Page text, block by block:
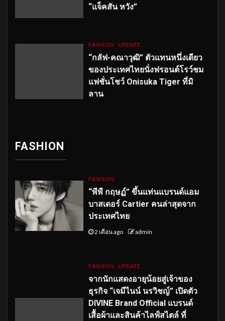
“แจ็คสัน หวัง”
FASHION UPDATE
“กลัฟ-คณาวุฒิ” ตัวแทนหนึ่งเดียว
ของประเทศไทยนั่งฟรอนต์โรว์ชม
แฟชั่นโชว์ Onisuka Tiger ที่มิ
ลาน
FASHION
FASHION
“พีพี กฤษฏ์” ขึ้นแท่นแบรนด์แอม
บาสเดอร์ Cartier คนล่าสุดจาก
ประเทศไทย
2 เดือน ago admin
FASHION UPDATE
จากนักแสดงอายุน้อยสู่เจ้าของ
ธุรกิจ “เจมีไนน์ นรวิชญ์” เปิดตัว
DIVINE Brand Official แบรนด์
เสื้อผ้าและสินค้าไลฟ์สไตล์ ที่